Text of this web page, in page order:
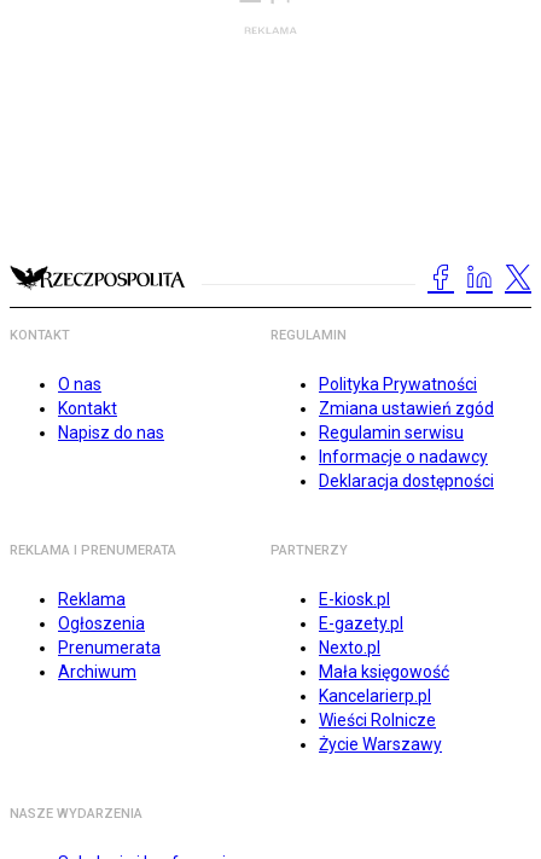
KONTAKT
O nas
Kontakt
Napisz do nas
REGULAMIN
Polityka Prywatności
Zmiana ustawień zgód
Regulamin serwisu
Informacje o nadawcy
Deklaracja dostępności
REKLAMA I PRENUMERATA
Reklama
Ogłoszenia
Prenumerata
Archiwum
PARTNERZY
E-kiosk.pl
E-gazety.pl
Nexto.pl
Mała księgowość
Kancelarierp.pl
Wieści Rolnicze
Życie Warszawy
NASZE WYDARZENIA